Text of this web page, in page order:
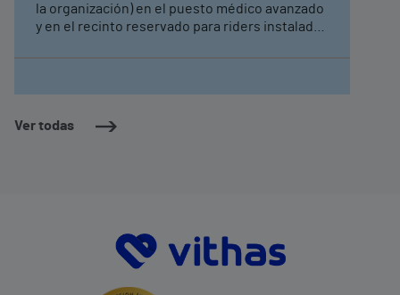
Ver todas
la organización) en el puesto médico avanzado
y en el recinto reservado para riders instalados
la playa homónima de Valdoviño.